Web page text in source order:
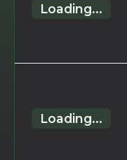
Loading...
Loading...